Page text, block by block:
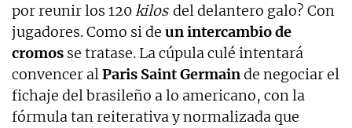
por reunir los 120kilos del delantero galo? Con
jugadores. Como si de un intercambio de
cromos se tratase. La cúpula culé intentará
convencer alParis Saint Germainde negociar el
fichaje del brasileño a lo americano, con la
fórmula tan reiterativa y normalizada que